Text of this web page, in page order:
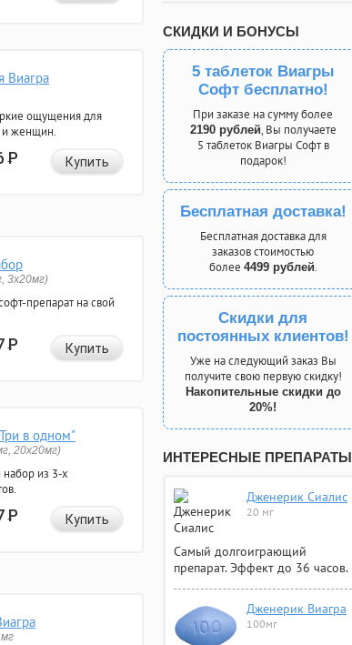
Виагра
ощущения для
женщин.
Р Купить
3x20мг)
препарат на свой
Р Купить
в одном"
20x20мг)
из 3-х
Р Купить
СКИДКИ И БОНУСЫ
5 таблеток Виагры
Софт бесплатно!
При заказе на сумму более
2190 рублей, Вы получаете
5 таблеток Виагры Софт в
подарок!
Бесплатная доставка!
Бесплатная доставка для
заказов стоимостью
более 4499 рублей.
Скидки для
постоянных клиентов!
Уже на следующий заказ Вы
получите свою первую скидку!
Накопительные скидки до
20%!
ИНТЕРЕСНЫЕ ПРЕПАРАТЫ
Дженерик Сиалис
20 мг
Самый долгоиграющий
препарат. Эффект до 36 часов.
Дженерик Виагра
100мг